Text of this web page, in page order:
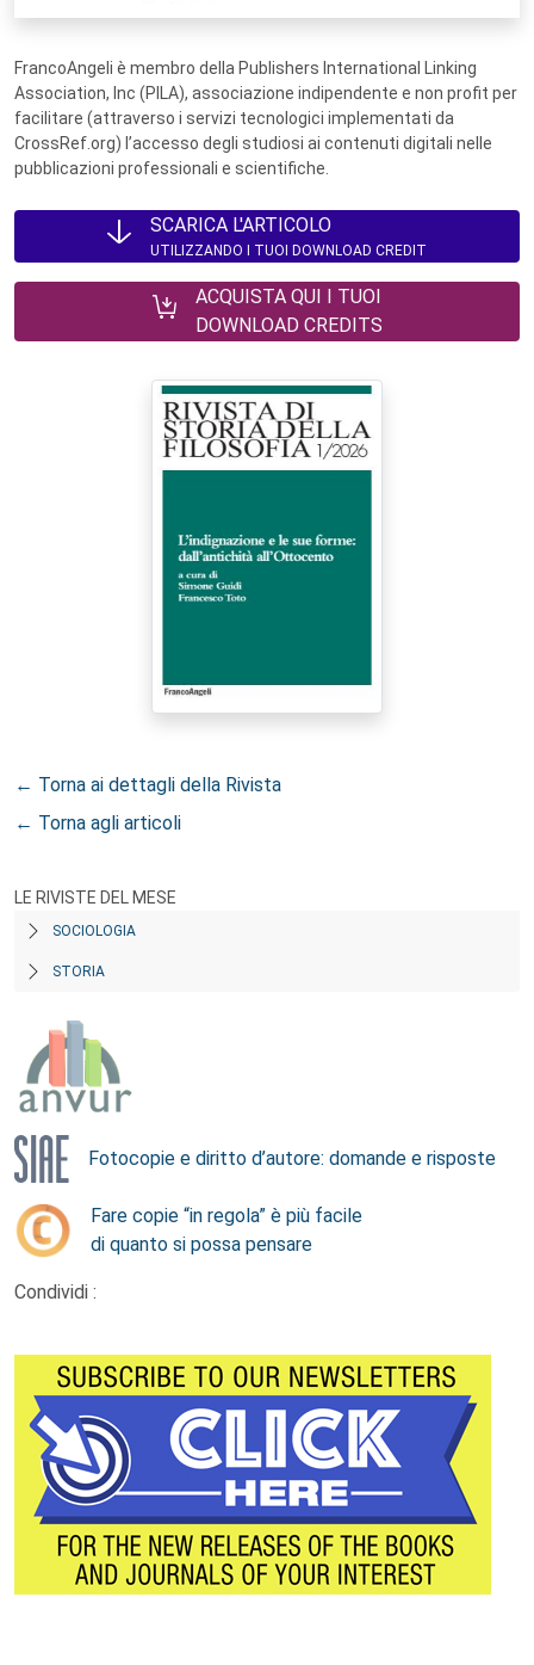
FrancoAngeli è membro della Publishers International Linking
Association, Inc (PILA), associazione indipendente e non profit per
facilitare (attraverso i servizi tecnologici implementati da
CrossRef.org) l’accesso degli studiosi ai contenuti digitali nelle
pubblicazioni professionali e scientifiche.
SCARICA L'ARTICOLO
UTILIZZANDO I TUOI DOWNLOAD CREDIT
ACQUISTA QUI I TUOI
DOWNLOAD CREDITS
← Torna ai dettagli della Rivista
← Torna agli articoli
LE RIVISTE DEL MESE
SOCIOLOGIA
STORIA
Fotocopie e diritto d’autore: domande e risposte
Fare copie “in regola” è più facile
di quanto si possa pensare
Condividi :